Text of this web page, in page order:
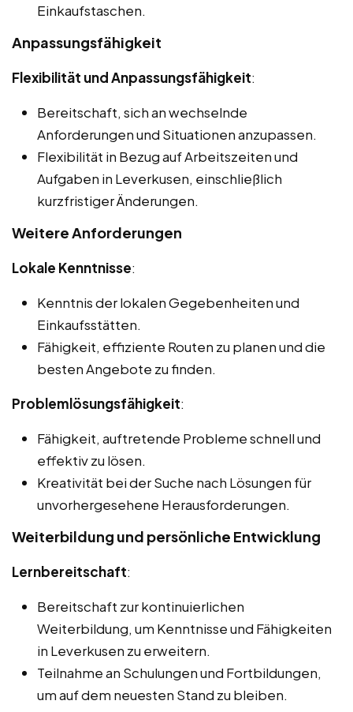
Einkaufstaschen.
Anpassungsfähigkeit
Flexibilität und Anpassungsfähigkeit:
Bereitschaft, sich an wechselnde
Anforderungen und Situationen anzupassen.
Flexibilität in Bezug auf Arbeitszeiten und
Aufgaben in Leverkusen, einschließlich
kurzfristiger Änderungen.
Weitere Anforderungen
Lokale Kenntnisse:
Kenntnis der lokalen Gegebenheiten und
Einkaufsstätten.
Fähigkeit, effiziente Routen zu planen und die
besten Angebote zu finden.
Problemlösungsfähigkeit:
Fähigkeit, auftretende Probleme schnell und
effektiv zu lösen.
Kreativität bei der Suche nach Lösungen für
unvorhergesehene Herausforderungen.
Weiterbildung und persönliche Entwicklung
Lernbereitschaft:
Bereitschaft zur kontinuierlichen
Weiterbildung, um Kenntnisse und Fähigkeiten
in Leverkusen zu erweitern.
Teilnahme an Schulungen und Fortbildungen,
um auf dem neuesten Stand zu bleiben.